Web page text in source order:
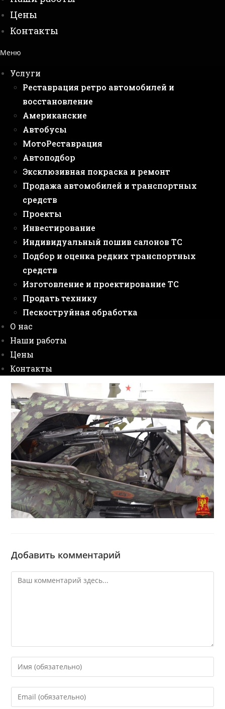
Цены
Контакты
Меню
Услуги
Реставрация ретро автомобилей и
восстановление
Американские
Автобусы
МотоРеставрация
Автоподбор
Эксклюзивная покраска и ремонт
Продажа автомобилей и транспортных
средств
Проекты
Инвестирование
Индивидуальный пошив салонов ТС
Подбор и оценка редких транспортных
средств
Изготовление и проектирование ТС
Продать технику
Пескоструйная обработка
О нас
Наши работы
Цены
Контакты
Добавить комментарий
Комментарий
Введите
свое
имя
или
Введите
свой